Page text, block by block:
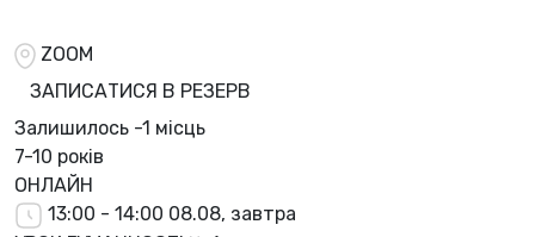
ZOOM
ЗАПИСАТИСЯ В РЕЗЕРВ
Залишилось -1 місць
7-10 років
ОНЛАЙН
13:00 - 14:00 08.08, завтра